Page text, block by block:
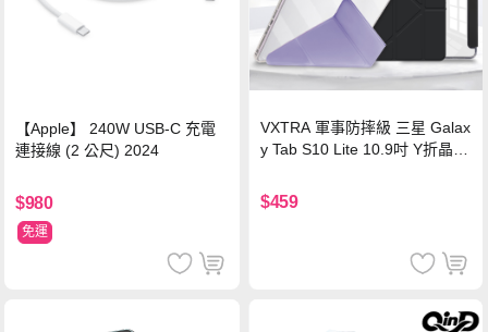
【Apple】 240W USB-C 充電
連接線 (2 公尺) 2024
$980
免運
VXTRA 軍事防摔級 三星 Galax
y Tab S10 Lite 10.9吋 Y折晶透
$459